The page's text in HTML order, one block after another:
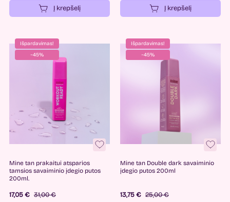
Į krepšelį Į krepšelį
Išpardavimas!
−45%
Mine tan prakaitui atsparios
tamsios savaiminio įdegio putos
200ml.
17,05 € 31,00 €
Išpardavimas!
−45%
Mine tan Double dark savaiminio
įdegio putos 200ml
13,75 € 25,00 €